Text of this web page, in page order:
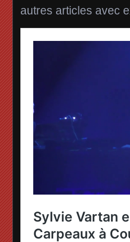
autres articles avec